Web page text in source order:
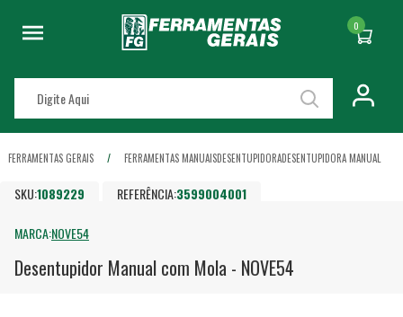
0
FERRAMENTAS GERAIS FERRAMENTAS MANUAISDESENTUPIDORADESENTUPIDORA MANUAL
SKU:1089229 REFERÊNCIA:3599004001
MARCA:NOVE54
Desentupidor Manual com Mola - NOVE54